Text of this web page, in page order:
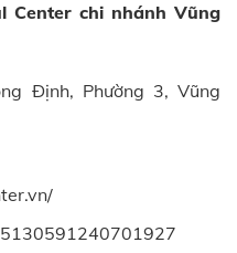
Center chi nhánh Vũng
Định, Phường 3, Vũng